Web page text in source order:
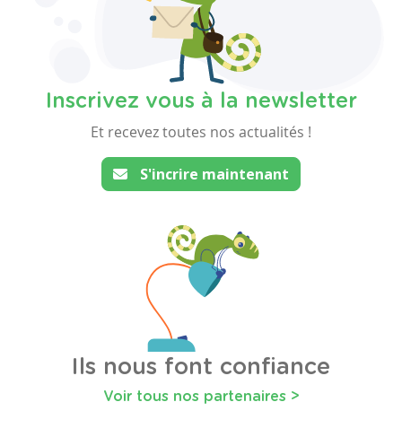
Inscrivez vous à la newsletter
Et recevez toutes nos actualités !
S'incrire maintenant
Ils nous font confiance
Voir tous nos partenaires >